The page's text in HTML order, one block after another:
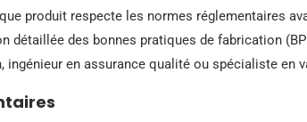
produit respecte les normes réglementaires
détaillée des bonnes pratiques de fabrication
en assurance qualité ou spécialiste en